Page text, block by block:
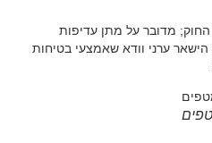
מדובר על מתן עדיפות
ערני וודא שאמצעי בטיחות